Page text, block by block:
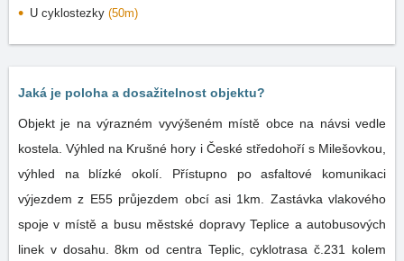
U cyklostezky (50m)
Jaká je poloha a dosažitelnost objektu?
Objekt je na výrazném vyvýšeném místě obce na návsi vedle
kostela. Výhled na Krušné hory i České středohoří s Milešovkou,
výhled na blízké okolí. Přístupno po asfaltové komunikaci
výjezdem z E55 průjezdem obcí asi 1km. Zastávka vlakového
spoje v místě a busu městské dopravy Teplice a autobusových
linek v dosahu. 8km od centra Teplic, cyklotrasa č.231 kolem